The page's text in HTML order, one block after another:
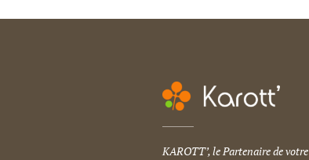
KAROTT’, le Partenaire de votre